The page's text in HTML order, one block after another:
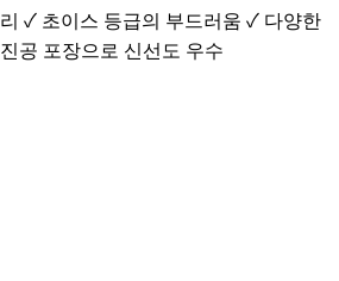
✓ 초이스 등급의 부드러움 ✓ 다양한
공 포장으로 신선도 우수